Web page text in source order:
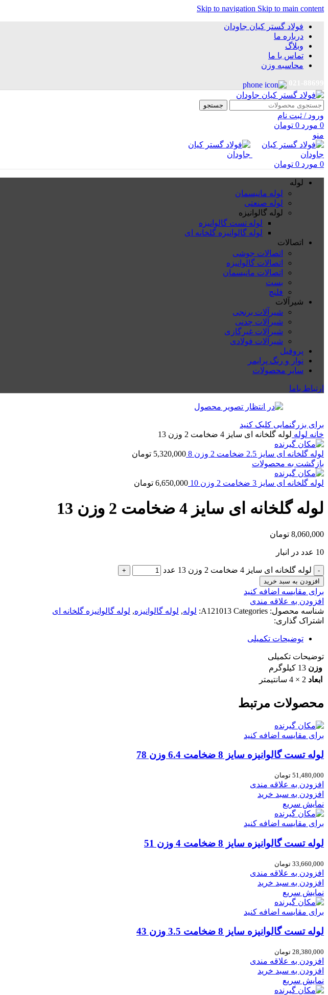
Skip to navigation Skip to main content
فولاد گستر کیان جاودان
درباره ما
وبلاگ
تماس با ما
محاسبه وزن
جستجو
ورود / ثبت نام
0 مورد 0 تومان
منو
0 مورد 0 تومان
لوله
لوله مانیسمان
لوله صنعتی
لوله گالوانیزه
لوله تست گالوانیزه
لوله گالوانیزه گلخانه ای
اتصالات
اتصالات جوشی
اتصالات گالوانیزه
اتصالات مانیسمان
بست
فلنچ
شیرآلات
شیرآلات برنجی
شیرآلات چدنی
شیرآلات غیرگازی
شیرآلات فولادی
پروفیل
نوار و رنگ پرایمر
سایر محصولات
ارتباط باما
برای بزرگنمایی کلیک کنید
خانه لوله لوله گلخانه ای سایز 4 ضخامت 2 وزن 13
لوله گلخانه ای سایز 2.5 ضخامت 2 وزن 8 5,320,000 تومان
بازگشت به محصولات
لوله گلخانه ای سایز 3 ضخامت 2 وزن 10 6,650,000 تومان
لوله گلخانه ای سایز 4 ضخامت 2 وزن 13
8,060,000 تومان
10 عدد در انبار
لوله گلخانه ای سایز 4 ضخامت 2 وزن 13 عدد
افزودن به سبد خرید
برای مقایسه اضافه کنید
افزودن به علاقه مندی
شناسه محصول:
A121013 Categories: لوله, لوله گالوانیزه, لوله گالوانیزه گلخانه ای
اشتراک گذاری:
توضیحات تکمیلی
توضیحات تکمیلی
وزن 13 کیلوگرم
ابعاد 2 × 4 سانتیمتر
محصولات مرتبط
برای مقایسه اضافه کنید
لوله تست گالوانیزه سایز 8 ضخامت 6.4 وزن 78
51,480,000 تومان
افزودن به علاقه مندی
افزودن به سبد خرید
نمایش سریع
برای مقایسه اضافه کنید
لوله تست گالوانیزه سایز 8 ضخامت 4 وزن 51
33,660,000 تومان
افزودن به علاقه مندی
افزودن به سبد خرید
نمایش سریع
برای مقایسه اضافه کنید
لوله تست گالوانیزه سایز 8 ضخامت 3.5 وزن 43
28,380,000 تومان
افزودن به علاقه مندی
افزودن به سبد خرید
نمایش سریع